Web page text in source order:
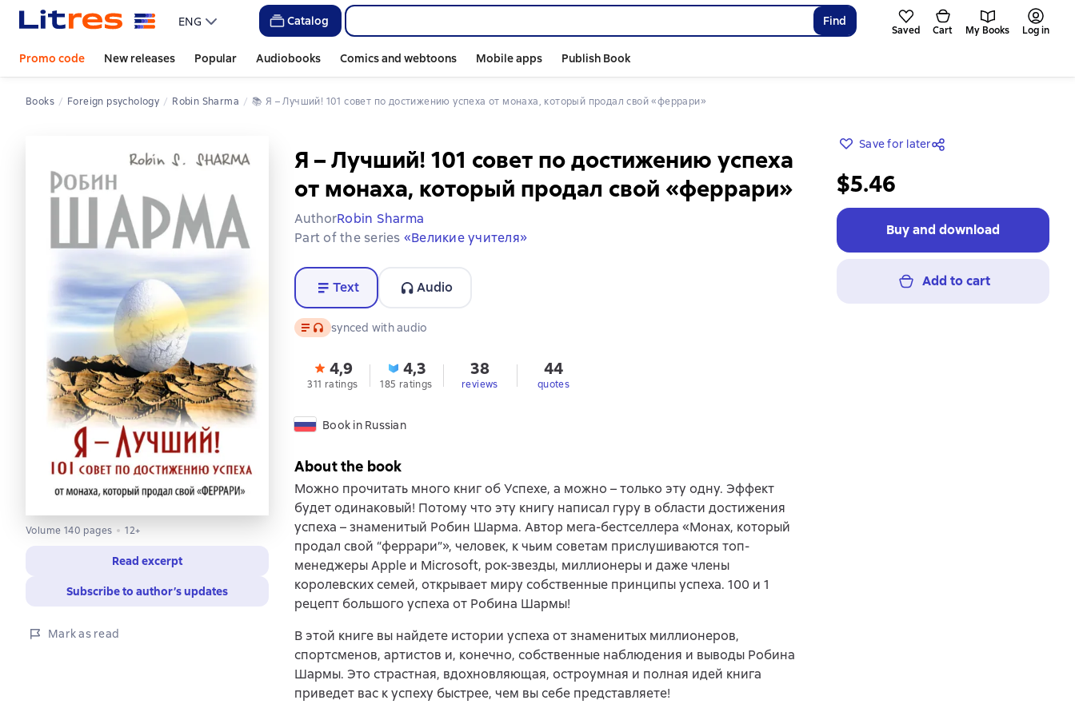
ENG Catalog Find
Saved Cart My Books Log in
Promo code New releases Popular Audiobooks Comics and webtoons Mobile apps Publish Book
Books Foreign psychology Robin Sharma 📚 Я – Лучший! 101 совет по достижению успеха от монаха, который продал свой «феррари»
Volume 140 pages 12+
Read excerpt
Subscribe to author’s updates
Mark as read
Я – Лучший! 101 совет по достижению успеха
от монаха, который продал свой «феррари»
AuthorRobin Sharma
Part of the series «Великие учителя»
Text Audio
Text, audio format available
synced with audio
4,9
311 ratings
4,3
185 ratings
38
reviews
44
quotes
Book in Russian
Save for later
$5.46
Buy and download
Add to cart
About the book
Можно прочитать много книг об Успехе, а можно – только эту одну. Эффект
будет одинаковый! Потому что эту книгу написал гуру в области достижения
успеха – знаменитый Робин Шарма. Автор мега-бестселлера «Монах, который
продал свой “феррари”», человек, к чьим советам прислушиваются топ-
менеджеры Apple и Microsoft, рок-звезды, миллионеры и даже члены
королевских семей, открывает миру собственные принципы успеха. 100 и 1
рецепт большого успеха от Робина Шармы!
В этой книге вы найдете истории успеха от знаменитых миллионеров,
спортсменов, артистов и, конечно, собственные наблюдения и выводы Робина
Шармы. Это страстная, вдохновляющая, остроумная и полная идей книга
приведет вас к успеху быстрее, чем вы себе представляете!